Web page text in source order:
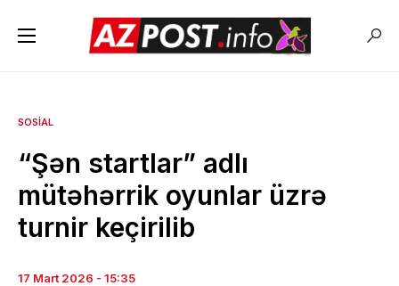
SOSIAL
“Şən startlar” adlı
mütəhərrik oyunlar üzrə
turnir keçirilib
17 Mart 2026 - 15:35